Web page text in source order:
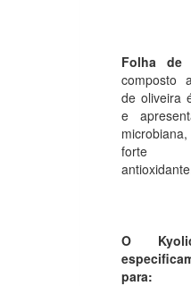
Folha de
composto
de oliveira
e
forte
O
para: